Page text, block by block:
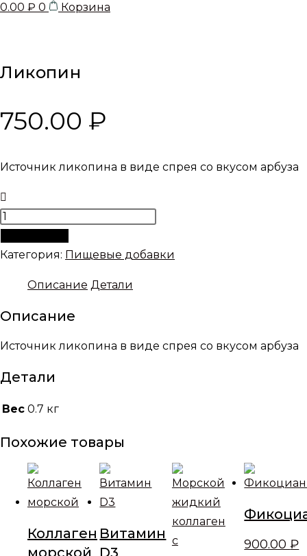
0.00 ₽ 0 Корзина
Ликопин
750.00 ₽
Источник ликопина в виде спрея со вкусом арбуза
Количество
Ликопин
Категория: Пищевые добавки
Описание Детали
Описание
Источник ликопина в виде спрея со вкусом арбуза
Детали
Вес 0.7 кг
Похожие товары
Коллаген
морской
Витамин
D3
900.00₽